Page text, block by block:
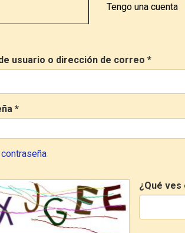
Tengo una cuenta
usuario o dirección de correo *
*
¿Qué